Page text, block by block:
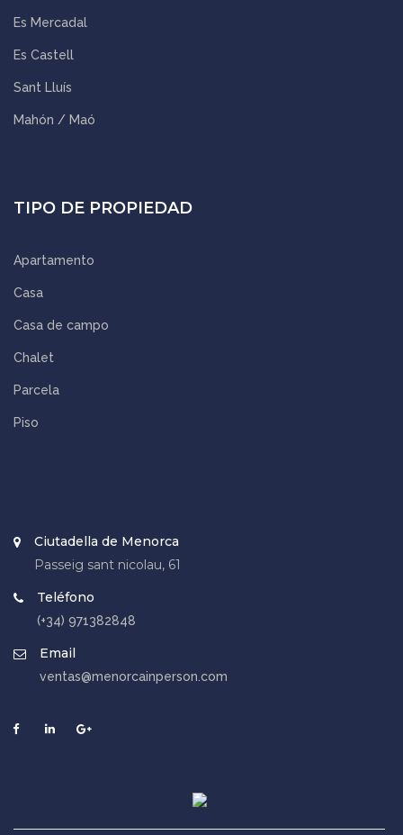
Es Mercadal
Es Castell
Sant Lluís
Mahón / Maó
TIPO DE PROPIEDAD
Apartamento
Casa
Casa de campo
Chalet
Parcela
Piso
Ciutadella de Menorca
Passeig sant nicolau, 61
Teléfono
(+34) 971382848
Email
ventas@menorcainperson.com